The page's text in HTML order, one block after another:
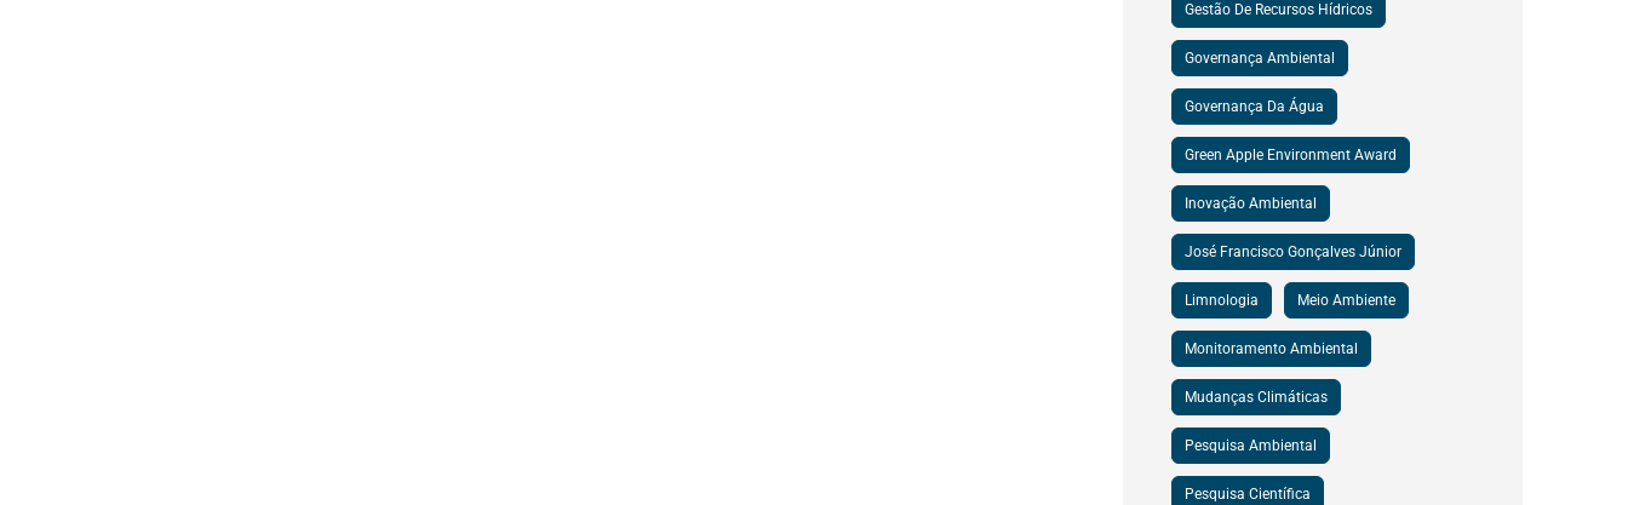
Gestão De Recursos Hídricos
Governança Ambiental
Governança Da Água
Green Apple Environment Award
Inovação Ambiental
José Francisco Gonçalves Júnior
Limnologia Meio Ambiente
Monitoramento Ambiental
Mudanças Climáticas
Pesquisa Ambiental
Pesquisa Científica